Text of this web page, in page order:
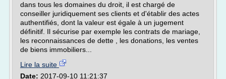
dans tous les domaines du droit, il est chargé de
conseiller juridiquement ses clients et d'établir des actes
authentifiés, dont la valeur est égale à un jugement
définitif. Il sécurise par exemple les contrats de mariage,
les reconnaissances de dette , les donations, les ventes
de biens immobiliers...
Lire la suite
Date: 2017-09-10 11:21:37